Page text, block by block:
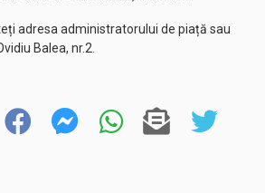
adresa administratorului de piață sau
Balea, nr.2.